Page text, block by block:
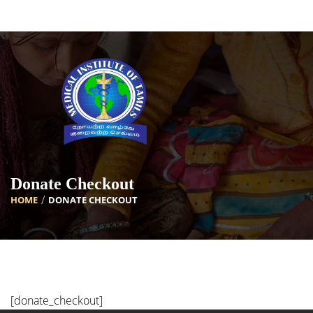
Donate Checkout
HOME DONATE CHECKOUT
[donate_checkout]